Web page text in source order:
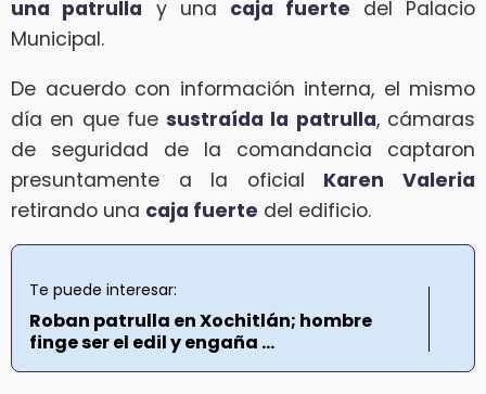
una patrulla y una caja fuerte del Palacio
Municipal.
De acuerdo con información interna, el mismo
día en que fuesustraída la patrulla, cámaras
de seguridad de la comandancia captaron
presuntamente a la oficial Karen Valeria
retirando una caja fuerte del edificio.
Te puede interesar:
Roban patrulla en Xochitlán; hombre
finge ser el edil y engaña ...